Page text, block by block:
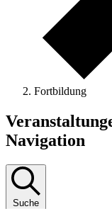
Fortbildung
Navigation
Suche